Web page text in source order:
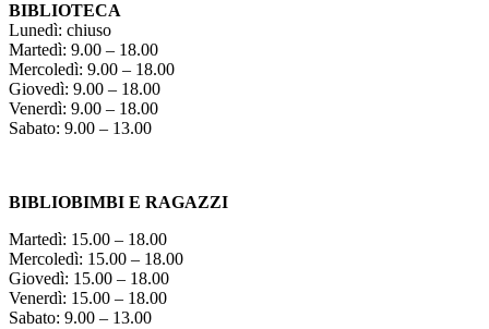
BIBLIOTECA
Lunedì: chiuso
Martedì: 9.00 – 18.00
Mercoledì: 9.00 – 18.00
Giovedì: 9.00 – 18.00
Venerdì: 9.00 – 18.00
Sabato: 9.00 – 13.00
BIBLIOBIMBI E RAGAZZI
Martedì: 15.00 – 18.00
Mercoledì: 15.00 – 18.00
Giovedì: 15.00 – 18.00
Venerdì: 15.00 – 18.00
Sabato: 9.00 – 13.00